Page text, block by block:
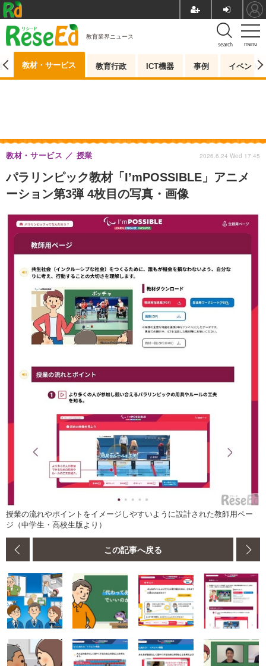
menu
search
教育業界ニュース
教材・サービス 教育行政 ICT機器 事例 イベント
パラリンピック教材「I’mPOSSIBLE」アニメ
ーション第3弾 4枚目の写真・画像
教材・サービス 授業 2026.6.24 Wed 17:45
授業の流れやポイントをイメージしやすいように設計された教師用ペー
ジ（中学生・高校生版より）
この記事へ戻る